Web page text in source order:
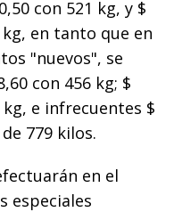
con 521 kg, y $
en tanto que en
"nuevos", se
con 456 kg; $
kg, e infrecuentes $
779 kilos.
en el
especiales